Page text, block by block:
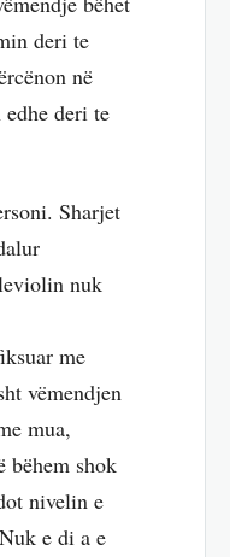
deri te
në
deri te
Sharjet
nuk
me
vëmendjen
mua,
bëhem shok
nivelin e
e di a e